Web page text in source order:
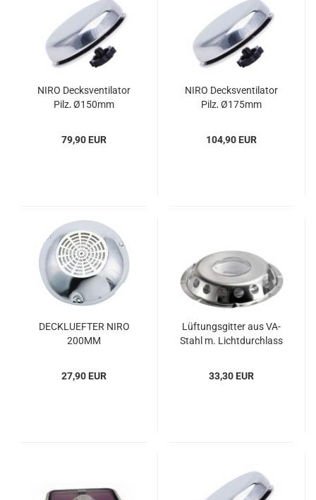
NIRO Decks­ven­ti­la­tor
Pilz, Ø150mm
79,90 EUR
NIRO Decks­ven­ti­la­tor
Pilz, Ø175mm
104,90 EUR
DECK­LU­EF­TER NIRO
200MM
27,90 EUR
Lüf­tungs­git­ter aus VA-​
Stahl m. Licht­durch­lass
33,30 EUR